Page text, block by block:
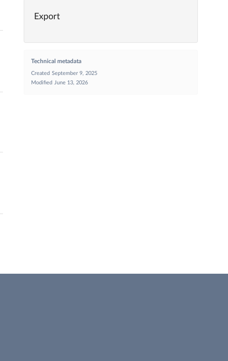
Export
Technical metadata
Created September 9, 2025
Modified
June 13, 2026